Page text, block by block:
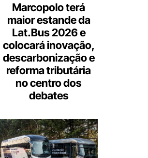
Marcopolo terá
maior estande da
Lat.Bus 2026 e
colocará inovação,
descarbonização e
reforma tributária
no centro dos
debates